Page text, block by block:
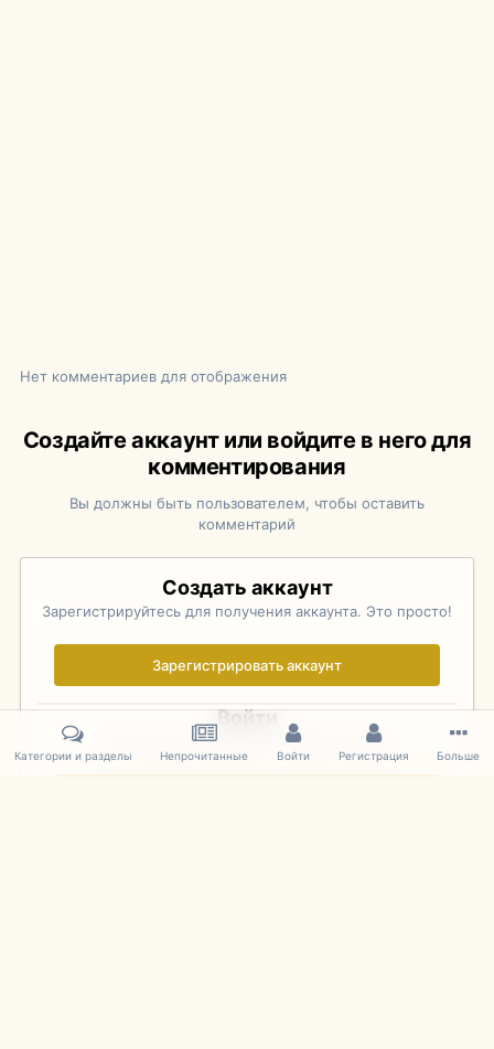
Нет комментариев для отображения
Создайте аккаунт или войдите в него для
комментирования
Вы должны быть пользователем, чтобы оставить
комментарий
Создать аккаунт
Зарегистрируйтесь для получения аккаунта. Это просто!
Зарегистрировать аккаунт
Войти
Уже зарегистрированы? Войдите здесь.
Категории и разделы Непрочитанные Войти Регистрация Больше